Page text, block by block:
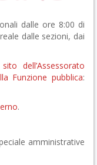
dalle ore 8:00 di
dalle sezioni, dai
sito dell’Assessorato
Funzione pubblica:
.
amministrative